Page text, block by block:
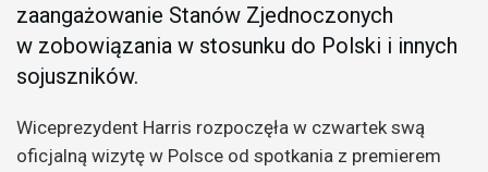
zaangażowanie Stanów Zjednoczonych
w zobowiązania w stosunku do Polski i innych
sojuszników.
Wiceprezydent Harris rozpoczęła w czwartek swą
oficjalną wizytę w Polsce od spotkania z premierem